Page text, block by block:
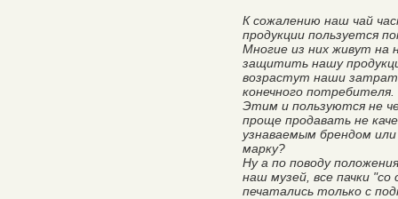
К сожалению наш чай
продукции пользуется
Многие из них живут на
защитить нашу
возрастут наши
конечного потребителя.
Этим и пользуются не
проще продавать не
узнаваемым брендом
марку?
Ну а по поводу
наш музей, все пачки "со
печатались только с